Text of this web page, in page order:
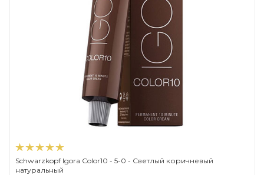
Schwarzkopf Igora Color10 - 5-0 - Светлый коричневый
натуральный